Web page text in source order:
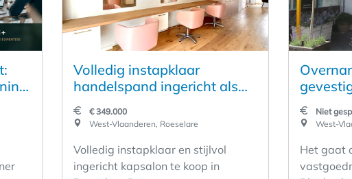
Volledig instapklaar
handelspand ingericht als
kapsalon met gunstige
ligging
€ 349.000
West-Vlaanderen, Roeselare
Volledig instapklaar en stijlvol
ingericht kapsalon te koop in
deNiet
West-
Het gaat